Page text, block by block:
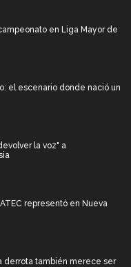
en Liga Mayor de
el escenario donde nació un
la voz" a
representó en Nueva
derrota también merece ser